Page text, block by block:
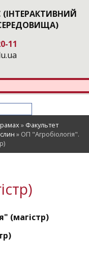
11
» Факультет
» ОП "Агробіологія".
(магістр)